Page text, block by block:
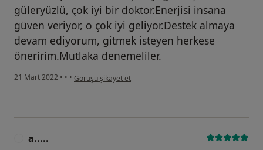
güleryüzlü, çok iyi bir doktor.Enerjisi insana
güven veriyor, o çok iyi geliyor.Destek almaya
devam ediyorum, gitmek isteyen herkese
öneririm.Mutlaka denemeliler.
21 Mart 2022 • • • kullanıcının görüşüne göre d.....
Görüşü şikayet et
a.....